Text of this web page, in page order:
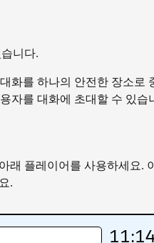
니다.
화를 하나의 안전한 장소로
자를 대화에 초대할 수 있습
래 플레이어를 사용하세요.
.